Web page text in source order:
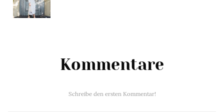
Kommentare
Schreibe den ersten Kommentar!